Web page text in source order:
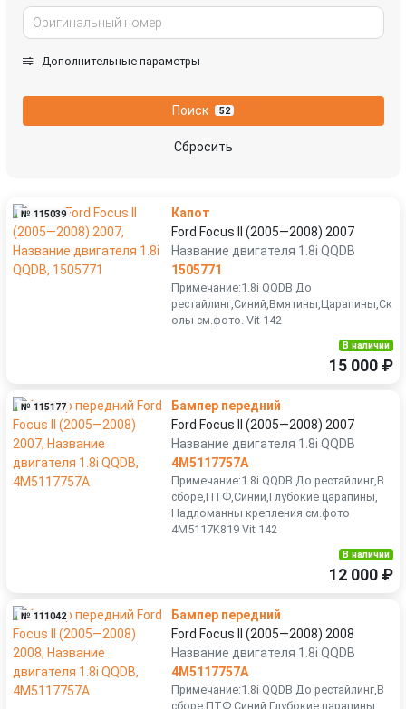
Дополнительные параметры
Поиск 52
Сбросить
№ 115039
Капот
Ford Focus II (2005—2008) 2007
Название двигателя 1.8i QQDB
1505771
Примечание:1.8i QQDB До
рестайлинг,Синий,Вмятины,Царапины,Ск
олы см.фото. Vit 142
В наличии
15 000 ₽
№ 115177
Бампер передний
Ford Focus II (2005—2008) 2007
Название двигателя 1.8i QQDB
4M5117757A
Примечание:1.8i QQDB До рестайлинг,В
сборе,ПТФ,Синий,Глубокие царапины,
Надломанны крепления см.фото
4M5117K819 Vit 142
В наличии
12 000 ₽
№ 111042
Бампер передний
Ford Focus II (2005—2008) 2008
Название двигателя 1.8i QQDB
4M5117757A
Примечание:1.8i QQDB До рестайлинг,В
сборе,ПТФ,Синий,Глубокие царапины